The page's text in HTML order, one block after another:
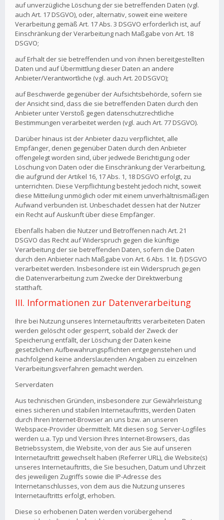
auf unverzügliche Löschung der sie betreffenden Daten (vgl.
auch Art. 17 DSGVO), oder, alternativ, soweit eine weitere
Verarbeitung gemäß Art. 17 Abs. 3 DSGVO erforderlich ist, auf
Einschränkung der Verarbeitung nach Maßgabe von Art. 18
DSGVO;
auf Erhalt der sie betreffenden und von ihnen bereitgestellten
Daten und auf Übermittlung dieser Daten an andere
Anbieter/Verantwortliche (vgl. auch Art. 20 DSGVO);
auf Beschwerde gegenüber der Aufsichtsbehörde, sofern sie
der Ansicht sind, dass die sie betreffenden Daten durch den
Anbieter unter Verstoß gegen datenschutzrechtliche
Bestimmungen verarbeitet werden (vgl. auch Art. 77 DSGVO).
Darüber hinaus ist der Anbieter dazu verpflichtet, alle
Empfänger, denen gegenüber Daten durch den Anbieter
offengelegt worden sind, über jedwede Berichtigung oder
Löschung von Daten oder die Einschränkung der Verarbeitung,
die aufgrund der Artikel 16, 17 Abs. 1, 18 DSGVO erfolgt, zu
unterrichten. Diese Verpflichtung besteht jedoch nicht, soweit
diese Mitteilung unmöglich oder mit einem unverhältnismäßigen
Aufwand verbunden ist. Unbeschadet dessen hat der Nutzer
ein Recht auf Auskunft über diese Empfänger.
Ebenfalls haben die Nutzer und Betroffenen nach Art. 21
DSGVO das Recht auf Widerspruch gegen die künftige
Verarbeitung der sie betreffenden Daten, sofern die Daten
durch den Anbieter nach Maßgabe von Art. 6 Abs. 1 lit. f) DSGVO
verarbeitet werden. Insbesondere ist ein Widerspruch gegen
die Datenverarbeitung zum Zwecke der Direktwerbung
statthaft.
III. Informationen zur Datenverarbeitung
Ihre bei Nutzung unseres Internetauftritts verarbeiteten Daten
werden gelöscht oder gesperrt, sobald der Zweck der
Speicherung entfällt, der Löschung der Daten keine
gesetzlichen Aufbewahrungspflichten entgegenstehen und
nachfolgend keine anderslautenden Angaben zu einzelnen
Verarbeitungsverfahren gemacht werden.
Serverdaten
Aus technischen Gründen, insbesondere zur Gewährleistung
eines sicheren und stabilen Internetauftritts, werden Daten
durch Ihren Internet-Browser an uns bzw. an unseren
Webspace-Provider übermittelt. Mit diesen sog. Server-Logfiles
werden u.a. Typ und Version Ihres Internet-Browsers, das
Betriebssystem, die Website, von der aus Sie auf unseren
Internetauftritt gewechselt haben (Referrer URL), die Website(s)
unseres Internetauftritts, die Sie besuchen, Datum und Uhrzeit
des jeweiligen Zugriffs sowie die IP-Adresse des
Internetanschlusses, von dem aus die Nutzung unseres
Internetauftritts erfolgt, erhoben.
Diese so erhobenen Daten werden vorübergehend